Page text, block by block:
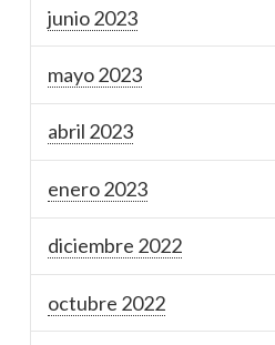
junio 2023
mayo 2023
abril 2023
enero 2023
diciembre 2022
octubre 2022